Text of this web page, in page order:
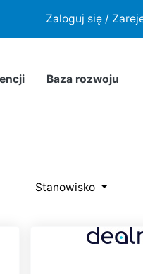
Zaloguj się /
Baza rozwoju
Stanowisko